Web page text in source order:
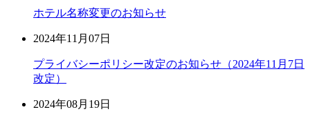
ホテル名称変更のお知らせ
2024年11月07日
プライバシーポリシー改定のお知らせ（2024年11月7日
改定）
2024年08月19日